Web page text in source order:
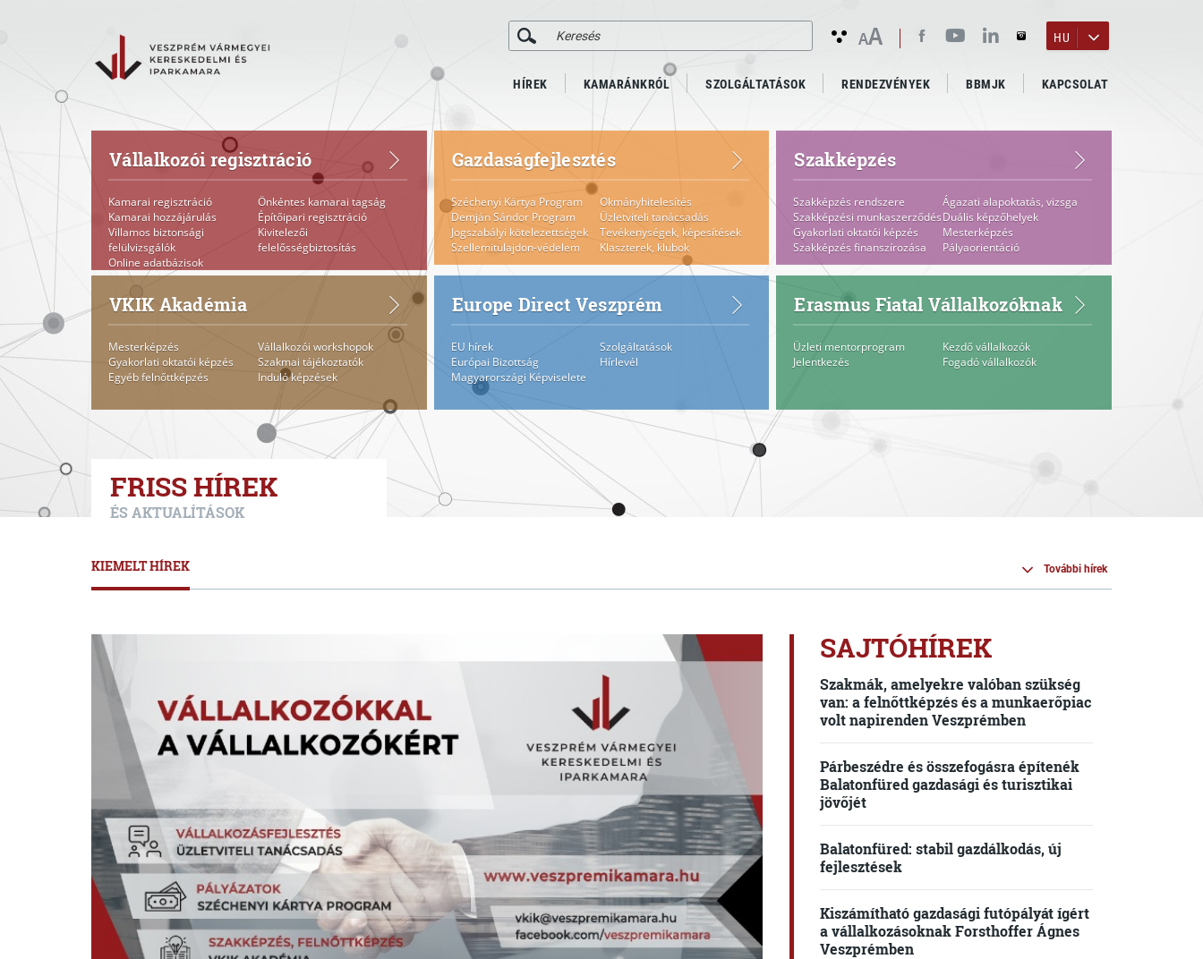
AA HU
HÍREK KAMARÁNKRÓL SZOLGÁLTATÁSOK RENDEZVÉNYEK BBMJK KAPCSOLAT
Vállalkozói regisztráció
Kamarai regisztráció
Önkéntes kamarai tagság
Kamarai hozzájárulás
Építőipari regisztráció
Villamos biztonsági
felülvizsgálók
Kivitelezői
felelősségbiztosítás
Online adatbázisok
Gazdaságfejlesztés
Széchenyi Kártya Program
Okmányhitelesítés
Demján Sándor Program
Üzletviteli tanácsadás
Jogszabályi kötelezettségek
Tevékenységek, képesítések
Szellemitulajdon-védelem
Klaszterek, klubok
Szakképzés
Szakképzés rendszere
Ágazati alapoktatás, vizsga
Szakképzési munkaszerződésDuális képzőhelyek
Gyakorlati oktatói képzés
Mesterképzés
Szakképzés finanszírozása
Pályaorientáció
VKIK Akadémia
Mesterképzés
Vállalkozói workshopok
Gyakorlati oktatói képzés
Szakmai tájékoztatók
Egyéb felnőttképzés
Induló képzések
Europe Direct Veszprém
EU hírek
Szolgáltatások
Európai Bizottság
Magyarországi Képviselete
Hírlevél
Erasmus Fiatal Vállalkozóknak
Üzleti mentorprogram
Kezdő vállalkozók
Jelentkezés
Fogadó vállalkozók
FRISS HÍREK
ÉS AKTUALÍTÁSOK
KIEMELT HÍREK További hírek
SAJTÓHÍREK
Szakmák, amelyekre valóban szükség
van: a felnőttképzés és a munkaerőpiac
volt napirenden Veszprémben
Párbeszédre és összefogásra építenék
Balatonfüred gazdasági és turisztikai
jövőjét
Balatonfüred: stabil gazdálkodás, új
fejlesztések
Kiszámítható gazdasági futópályát ígért
a vállalkozásoknak Forsthoffer Ágnes
Veszprémben